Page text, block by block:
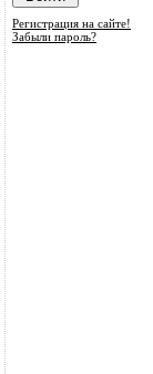
Регистрация на сайте!
Забыли пароль?